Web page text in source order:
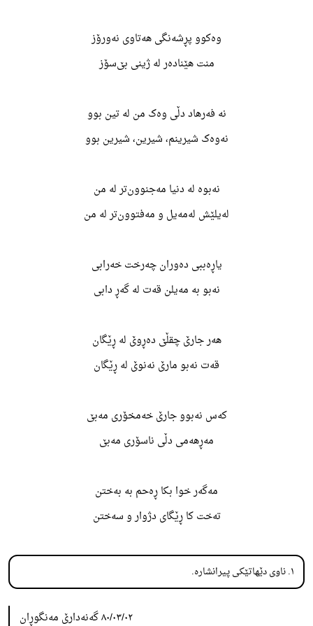
وه‌کوو پڕشه‌نگی هه‌تاوی نه‌ورۆز
منت هێناده‌ر له‌ ژینی بێ‌سۆز
نه‌ فه‌رهاد دڵی وه‌ک من له‌ تین بوو
نه‌وه‌ک شیرینم، شیرین، شیرین بوو
نه‌بوه‌ له‌ دنیا مه‌جنوون‌تر له‌ من
له‌یلێش له‌مه‌یل و مه‌فتوون‌تر له‌ من
یاڕه‌ببی ده‌وران چه‌رخت خه‌رابی
نه‌بو به‌ مه‌یلن قه‌ت له‌ گه‌ڕ دابی
هه‌ر جارێ چقڵێ ده‌ڕوێ له‌ ڕێگان
قه‌ت نه‌بو مارێ نه‌نوێ له‌ ڕێگان
که‌س نه‌بوو جارێ خه‌مخۆری مه‌بێ
مه‌ڕهه‌می دڵی ناسۆری مه‌بێ
مه‌گه‌ر خوا بکا ڕه‌حم به‌ به‌ختن
ته‌خت کا ڕێگای دژوار و سه‌ختن
١. ناوی دێهاتێکی پیرانشارە.
٨٠/٠٣/٠٢ گه‌نه‌دارێ مه‌نگوڕان